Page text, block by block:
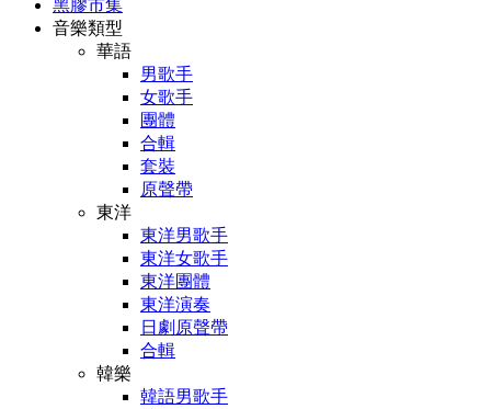
黑膠市集
音樂類型
華語
男歌手
女歌手
團體
合輯
套裝
原聲帶
東洋
東洋男歌手
東洋女歌手
東洋團體
東洋演奏
日劇原聲帶
合輯
韓樂
韓語男歌手